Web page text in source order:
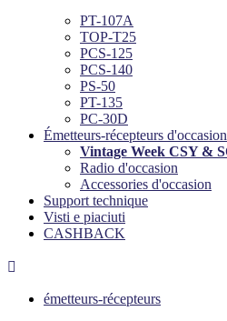
PT-107A
TOP-T25
PCS-125
PCS-140
PS-50
PT-135
PC-30D
Émetteurs-récepteurs d'occasion
Vintage Week CSY &
Radio d'occasion
Accessories d'occasion
Support technique
Visti e piaciuti
CASHBACK

émetteurs-récepteurs